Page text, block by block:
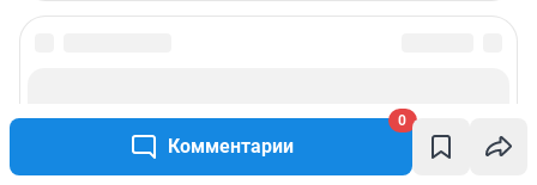
Комментарии
0
Сообщить новость